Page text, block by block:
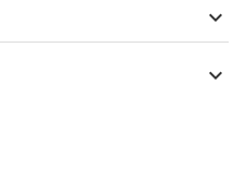

